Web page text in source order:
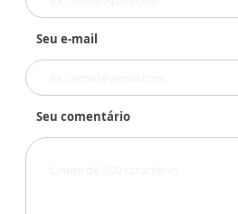
Seu e-mail
Seu comentário